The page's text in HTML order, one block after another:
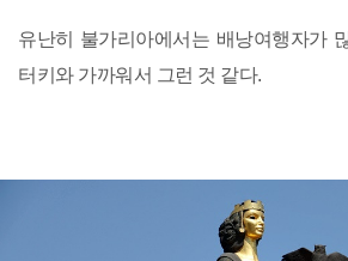
유난히 불가리아에서는 배낭여행자가
터키와 가까워서 그런 것 같다.